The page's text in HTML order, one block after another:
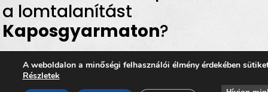
a lomtalanítást
Kaposgyarmaton?
történjen alomelszállítás Kaposgyarmaton
Komplett szolgáltatás
– rakodás, szállítás és
A weboldalon a minőségi felhasználói élmény érdekében
Részletek